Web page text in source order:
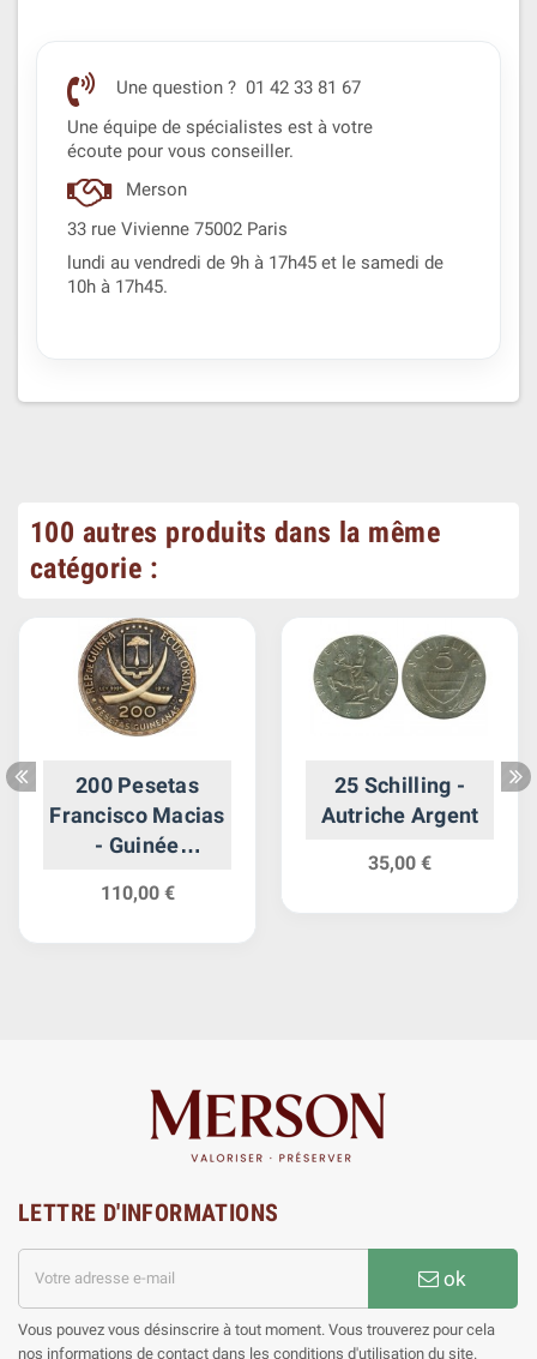
Une question ? 01 42 33 81 67
Une équipe de spécialistes est à votre
écoute pour vous conseiller.
Merson
33 rue Vivienne 75002 Paris
lundi au vendredi de 9h à 17h45 et le samedi de
10h à 17h45.
100 autres produits dans la même
catégorie :
200 Pesetas
Francisco Macias
- Guinée
Argent
110,00 €
25 Schilling -
Autriche Argent
35,00 €
LETTRE D'INFORMATIONS
ok
Vous pouvez vous désinscrire à tout moment. Vous trouverez pour cela
nos informations de contact dans les conditions d'utilisation du site.